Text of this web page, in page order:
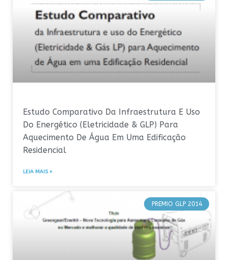
Estudo Comparativo Da Infraestrutura E Uso
Do Energético (Eletricidade & GLP) Para
Aquecimento De Água Em Uma Edificação
Residencial
LEIA MAIS »
PREMIO GLP 2014